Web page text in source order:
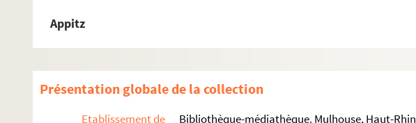
Appitz
Présentation globale de la collection
Etablissement de
Bibliothèque-médiathèque. Mulhouse, Haut-Rhin